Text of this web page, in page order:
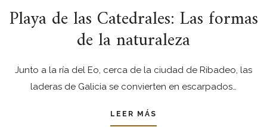
Playa de las Catedrales: Las formas
de la naturaleza
Junto a la ría del Eo, cerca de la ciudad de Ribadeo, las
laderas de Galicia se convierten en escarpados…
LEER MÁS